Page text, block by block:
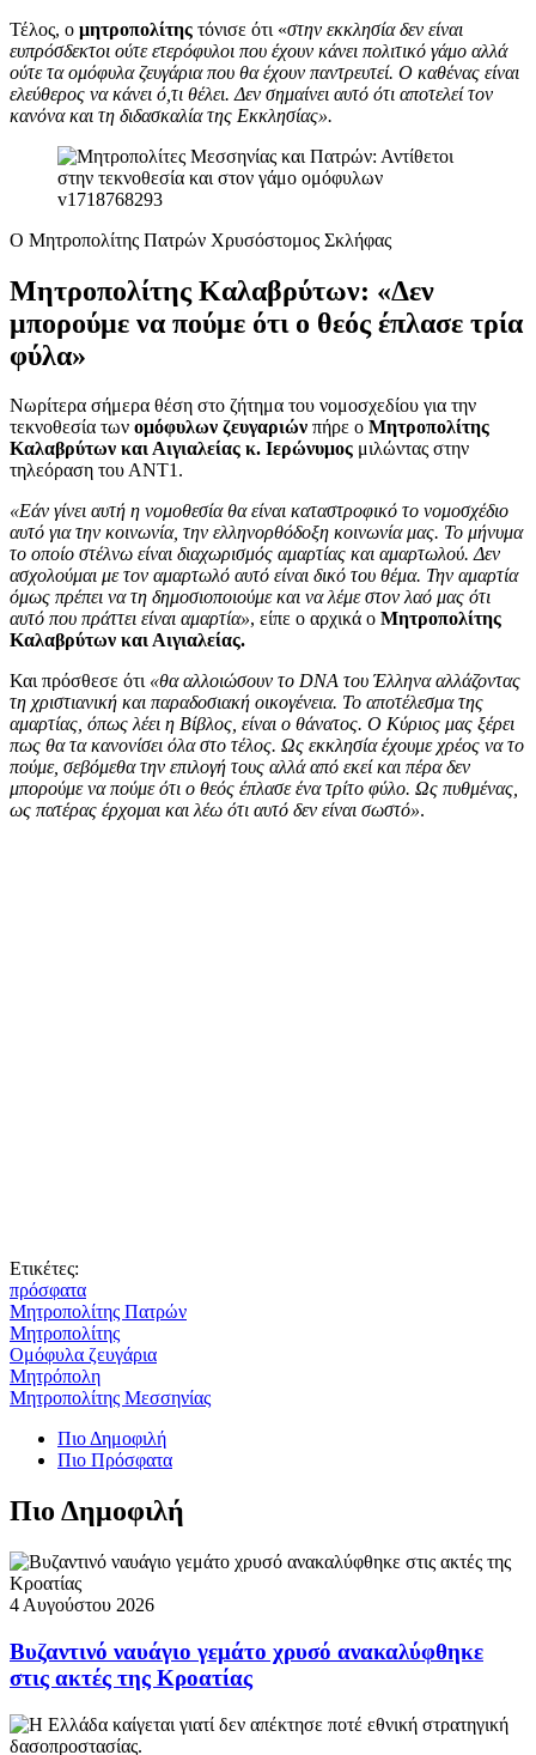
Τέλος, ο μητροπολίτης τόνισε ότι «στην εκκλησία δεν είναι
ευπρόσδεκτοι ούτε ετερόφυλοι που έχουν κάνει πολιτικό γάμο αλλά
ούτε τα ομόφυλα ζευγάρια που θα έχουν παντρευτεί. Ο καθένας είναι
ελεύθερος να κάνει ό,τι θέλει. Δεν σημαίνει αυτό ότι αποτελεί τον
κανόνα και τη διδασκαλία της Εκκλησίας».
Ο Μητροπολίτης Πατρών Χρυσόστομος Σκλήφας
Μητροπολίτης Καλαβρύτων: «Δεν
μπορούμε να πούμε ότι ο θεός έπλασε τρία
φύλα»
Νωρίτερα σήμερα θέση στο ζήτημα του νομοσχεδίου για την
τεκνοθεσία των ομόφυλων ζευγαριών πήρε ο Μητροπολίτης
Καλαβρύτων και Αιγιαλείας κ. Ιερώνυμος μιλώντας στην
τηλεόραση του ΑΝΤ1.
«Εάν γίνει αυτή η νομοθεσία θα είναι καταστροφικό το νομοσχέδιο
αυτό για την κοινωνία, την ελληνορθόδοξη κοινωνία μας. Το μήνυμα
το οποίο στέλνω είναι διαχωρισμός αμαρτίας και αμαρτωλού. Δεν
ασχολούμαι με τον αμαρτωλό αυτό είναι δικό του θέμα. Την αμαρτία
όμως πρέπει να τη δημοσιοποιούμε και να λέμε στον λαό μας ότι
αυτό που πράττει είναι αμαρτία», είπε ο αρχικά ο Μητροπολίτης
Καλαβρύτων και Αιγιαλείας.
Και πρόσθεσε ότι «θα αλλοιώσουν το DNA του Έλληνα αλλάζοντας
τη χριστιανική και παραδοσιακή οικογένεια. Το αποτέλεσμα της
αμαρτίας, όπως λέει η Βίβλος, είναι ο θάνατος. Ο Κύριος μας ξέρει
πως θα τα κανονίσει όλα στο τέλος. Ως εκκλησία έχουμε χρέος να το
πούμε, σεβόμεθα την επιλογή τους αλλά από εκεί και πέρα δεν
μπορούμε να πούμε ότι ο θεός έπλασε ένα τρίτο φύλο. Ως πυθμένας,
ως πατέρας έρχομαι και λέω ότι αυτό δεν είναι σωστό».
Ετικέτες:
πρόσφατα
Μητροπολίτης Πατρών
Μητροπολίτης
Ομόφυλα ζευγάρια
Μητρόπολη
Μητροπολίτης Μεσσηνίας
Πιο Δημοφιλή
Πιο Πρόσφατα
Πιο Δημοφιλή
4 Αυγούστου 2026
Βυζαντινό ναυάγιο γεμάτο χρυσό ανακαλύφθηκε
στις ακτές της Κροατίας